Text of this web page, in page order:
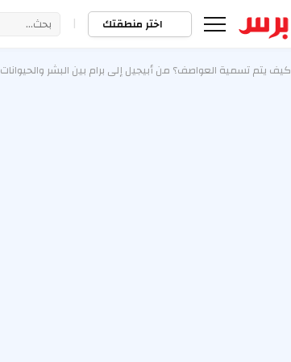
اختر منطقتك |
كيف يتم تسمية العواصف؟ من أبيجيل إلى برام بين البشر والحيوانات